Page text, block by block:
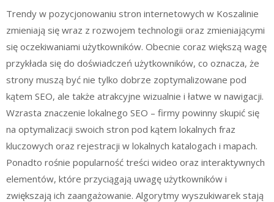
Trendy w pozycjonowaniu stron internetowych w Koszalinie
zmieniają się wraz z rozwojem technologii oraz zmieniającymi
się oczekiwaniami użytkowników. Obecnie coraz większą wagę
przykłada się do doświadczeń użytkowników, co oznacza, że
strony muszą być nie tylko dobrze zoptymalizowane pod
kątem SEO, ale także atrakcyjne wizualnie i łatwe w nawigacji.
Wzrasta znaczenie lokalnego SEO – firmy powinny skupić się
na optymalizacji swoich stron pod kątem lokalnych fraz
kluczowych oraz rejestracji w lokalnych katalogach i mapach.
Ponadto rośnie popularność treści wideo oraz interaktywnych
elementów, które przyciągają uwagę użytkowników i
zwiększają ich zaangażowanie. Algorytmy wyszukiwarek stają